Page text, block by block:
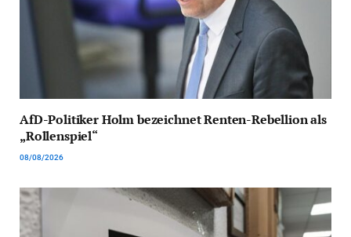
AfD-Politiker Holm bezeichnet Renten-Rebellion als
„Rollenspiel“
08/08/2026